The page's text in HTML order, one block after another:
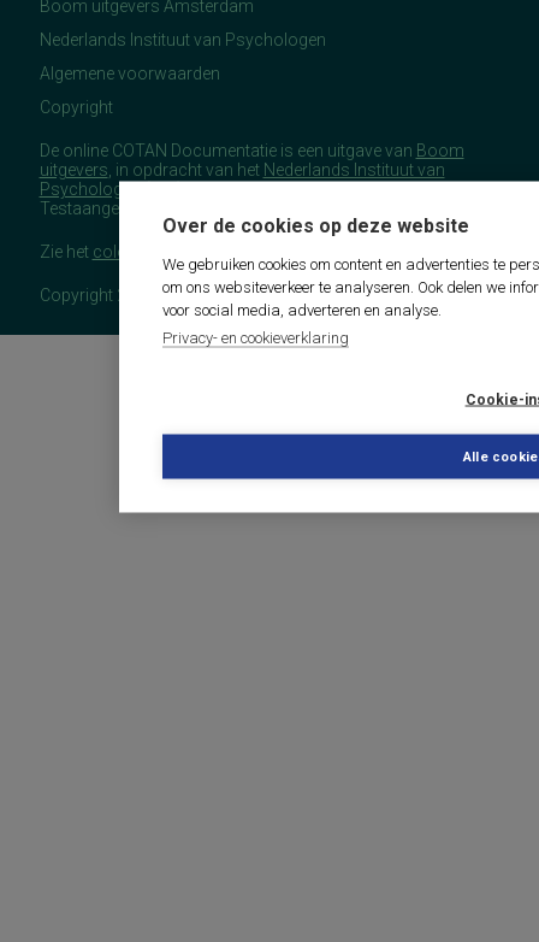
Over de cookies op deze website
We gebruiken cookies om content en advertenties te
om ons websiteverkeer te analyseren. Ook delen we
voor social media, adverteren en analyse.
Privacy- en cookieverklaring
Cookie-
Alle
Boom uitgevers Amsterdam
Nederlands Instituut van Psychologen
Algemene voorwaarden
Copyright
De online COTAN Documentatie is een uitgave van Boom
uitgevers , in opdracht van het Nederlands Instituut van
Psychologen(NIP), namens de Commissie
Testaangelegenheden Nederland (COTAN).
Zie het colofon
Copyright 2026 - COTAN Documentatie